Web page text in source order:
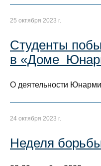
25 октября 2023 г.
Студенты
в «Доме
О деятельности
24 октября 2023 г.
Неделя